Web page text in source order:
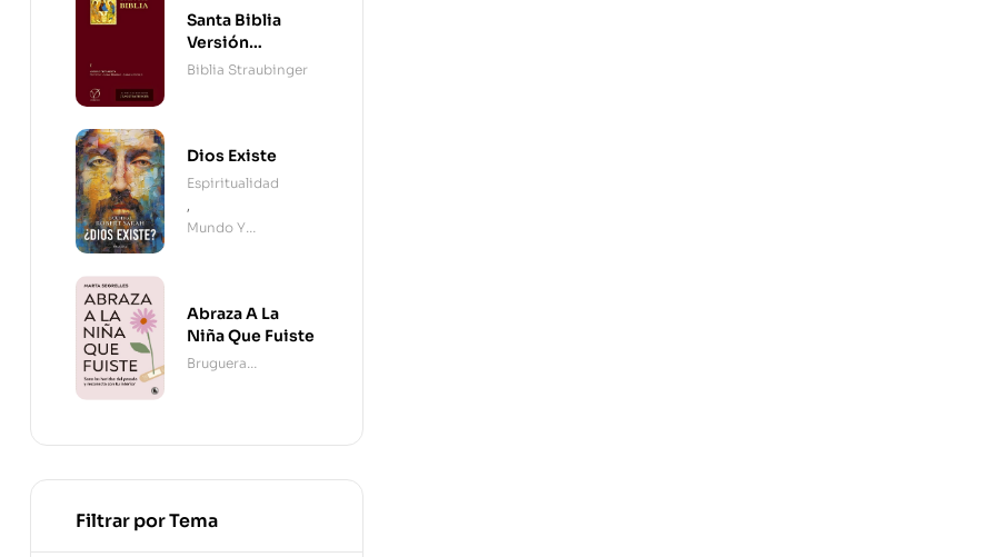
Santa Biblia
Versión
Straubinger - 2
Biblia Straubinger
Dios Existe
Espiritualidad
,
Mundo Y
Abraza A La
Niña Que Fuiste
Bruguera
Filtrar por Tema